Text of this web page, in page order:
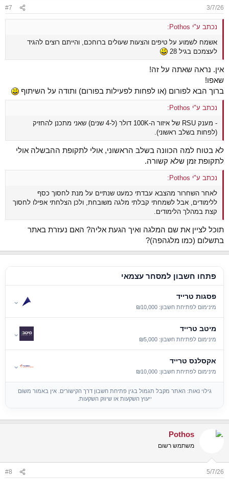
3/7/26
#7
נכתב ע"י Pothos:
אשמח לשמוע על טיפים והצעות שעולים ברוחכם, והייתם רוצים להגיד
לעצמכם בגיל 28
אין. נראה שאתה על זה!
שאפו!
ברוך הבא לפורום (או לפחות לפעילות בפורום) ותודה על השיתוף
נכתב ע"י Pothos:
- מענק RSU של איזור ה-100K דולר (ל-4 שנים) שאני מתכנן להחזיק
(לפחות בשלב ראשוני).
לא בטוח למה הכוונה בשלב הראשוני, אולי לתקופת ההבשלה אולי
לתקופת זמן שלא קשורה.
נכתב ע"י Pothos:
לאחר השחרור מהצבא עבדתי כמעט שנתיים על מנת לחסוך כסף
ללימודים, אבל לשמחתי קבלתי מלגה משובחת, ולכן הצלחתי אפילו לחסוך
קצת במהלך הלימודים.
תוכל לציין את שם המלגה ואיך הגעת אליה? האם נעזרת באתר
בתשלום (כמו מלגהפה)?
פתחו חשבון למסחר עצמאי
פסגות טרייד
מינימום לפתיחת חשבון: ₪10,000
⌄
מיטב טרייד
מינימום לפתיחת חשבון: ₪5,000
⌄
אקסלנס טרייד
מינימום לפתיחת חשבון: ₪10,000
⌄
גילוי נאות: האתר מקבל תגמול בגין פתיחת חשבון דרך הקישורים. אין באמור משום
ייעוץ השקעות או שיווק השקעות.
Pothos
משתמש רשום
5/7/26
#8